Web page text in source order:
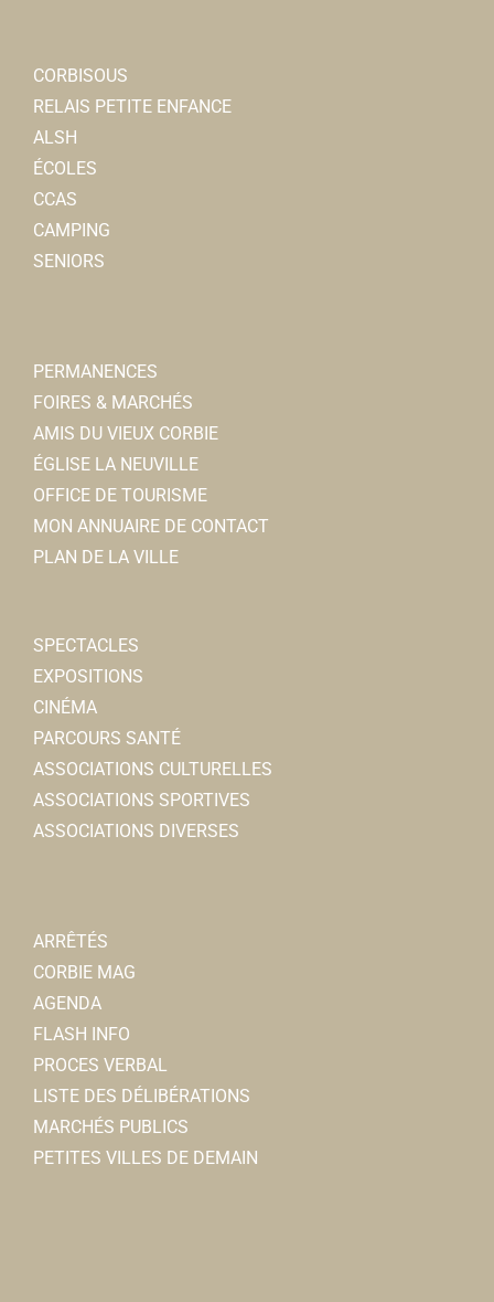
CORBISOUS
RELAIS PETITE ENFANCE
ALSH
ÉCOLES
CCAS
CAMPING
SENIORS
PERMANENCES
FOIRES & MARCHÉS
AMIS DU VIEUX CORBIE
ÉGLISE LA NEUVILLE
OFFICE DE TOURISME
MON ANNUAIRE DE CONTACT
PLAN DE LA VILLE
SPECTACLES
EXPOSITIONS
CINÉMA
PARCOURS SANTÉ
ASSOCIATIONS CULTURELLES
ASSOCIATIONS SPORTIVES
ASSOCIATIONS DIVERSES
ARRÊTÉS
CORBIE MAG
AGENDA
FLASH INFO
PROCES VERBAL
LISTE DES DÉLIBÉRATIONS
MARCHÉS PUBLICS
PETITES VILLES DE DEMAIN